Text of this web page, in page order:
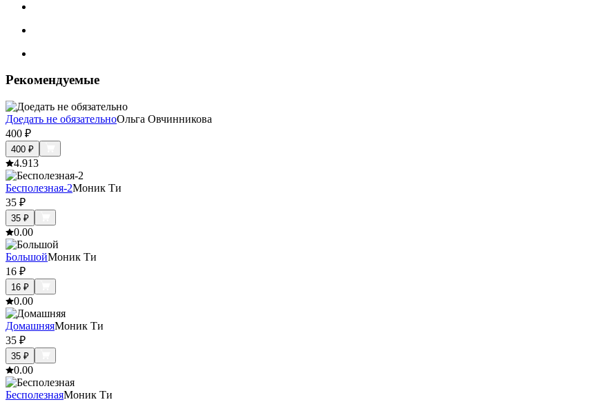
Рекомендуемые
Доедать не обязательноОльга Овчинникова
400 ₽
400 ₽
4.913
Бесполезная-2Моник Ти
35 ₽
35 ₽
0.00
БольшойМоник Ти
16 ₽
16 ₽
0.00
ДомашняяМоник Ти
35 ₽
35 ₽
0.00
БесполезнаяМоник Ти